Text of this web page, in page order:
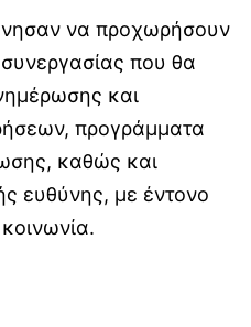
να προχωρήσουν
που θα
και
προγράμματα
καθώς και
ευθύνης, με έντονο